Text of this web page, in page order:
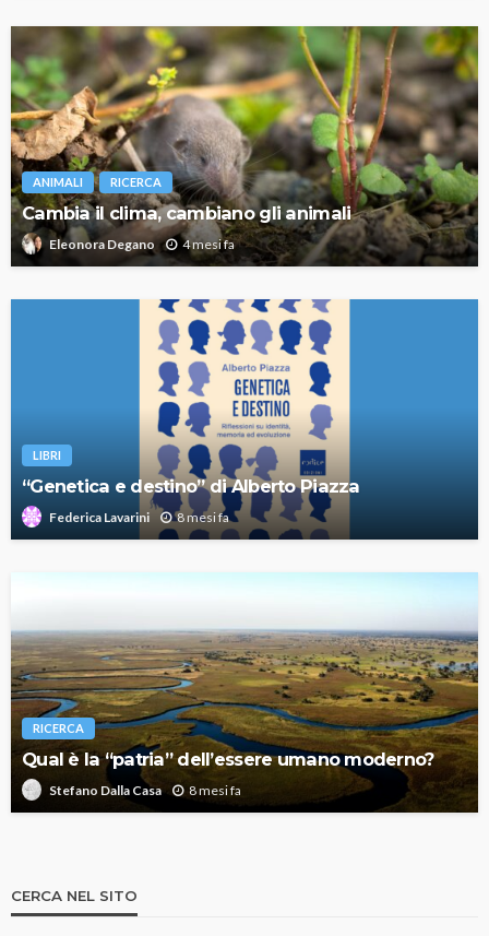
ANIMALI RICERCA
Cambia il clima, cambiano gli animali
Eleonora Degano 4 mesi fa
LIBRI
“Genetica e destino” di Alberto Piazza
Federica Lavarini 8 mesi fa
RICERCA
Qual è la “patria” dell’essere umano moderno?
Stefano Dalla Casa 8 mesi fa
CERCA NEL SITO